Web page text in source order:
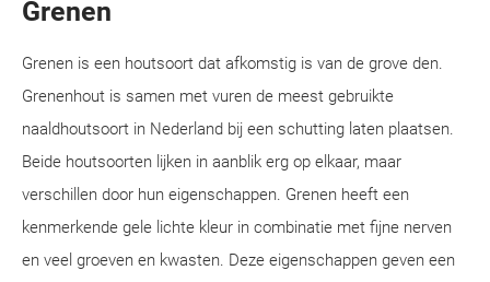
Grenen
Grenen is een houtsoort dat afkomstig is van de grove den.
Grenenhout is samen met vuren de meest gebruikte
naaldhoutsoort in Nederland bij een schutting laten plaatsen.
Beide houtsoorten lijken in aanblik erg op elkaar, maar
verschillen door hun eigenschappen. Grenen heeft een
kenmerkende gele lichte kleur in combinatie met fijne nerven
en veel groeven en kwasten. Deze eigenschappen geven een